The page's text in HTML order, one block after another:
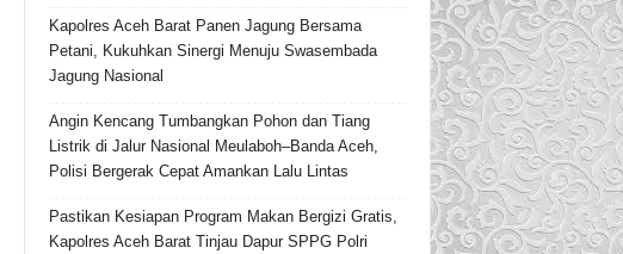
Kapolres Aceh Barat Panen Jagung Bersama
Petani, Kukuhkan Sinergi Menuju Swasembada
Jagung Nasional
Angin Kencang Tumbangkan Pohon dan Tiang
Listrik di Jalur Nasional Meulaboh–Banda Aceh,
Polisi Bergerak Cepat Amankan Lalu Lintas
Pastikan Kesiapan Program Makan Bergizi Gratis,
Kapolres Aceh Barat Tinjau Dapur SPPG Polri